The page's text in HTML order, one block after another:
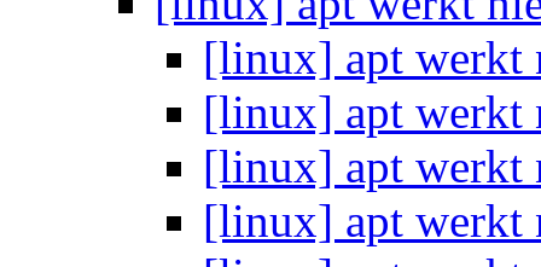
[linux] apt werkt
[linux] apt werkt
[linux] apt werkt
[linux] apt werkt